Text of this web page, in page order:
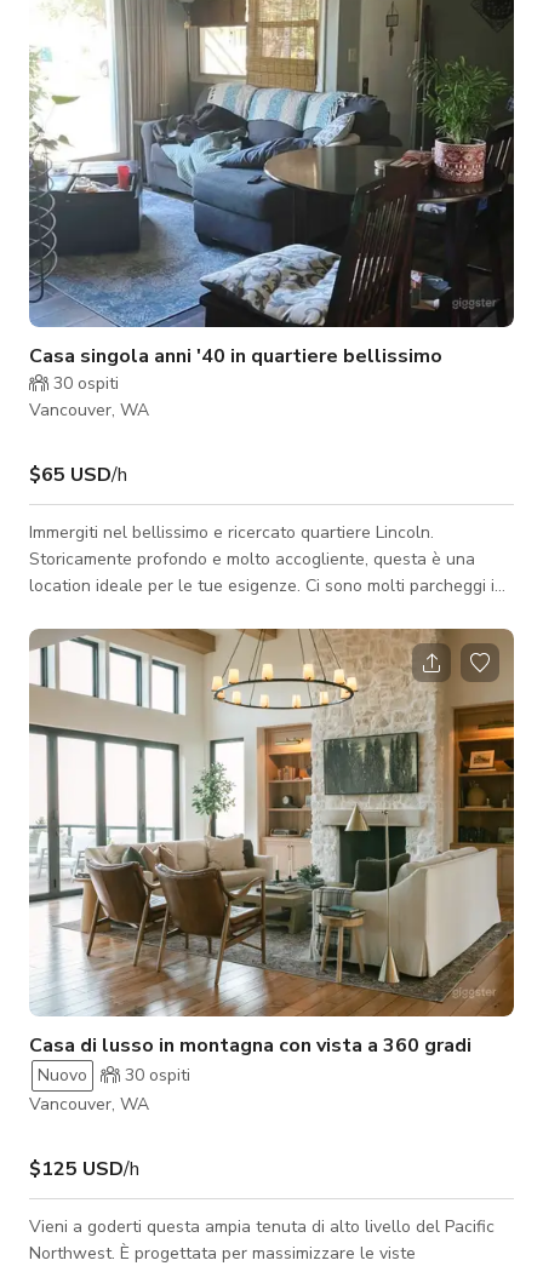
Casa singola anni '40 in quartiere bellissimo
30 ospiti
Vancouver, WA
$65 USD/h
Immergiti nel bellissimo e ricercato quartiere Lincoln.
Storicamente profondo e molto accogliente, questa è una
location ideale per le tue esigenze. Ci sono molti parcheggi in
marciapiede va bene. C'è molto spazio nel cortile per quasi
ogni attività. C'è solo una piccola cucina. Le attività dovranno
organizzarsi di conseguenza.
Casa di lusso in montagna con vista a 360 gradi
Nuovo 30 ospiti
Vancouver, WA
$125 USD/h
Vieni a goderti questa ampia tenuta di alto livello del Pacific
Northwest. È progettata per massimizzare le viste